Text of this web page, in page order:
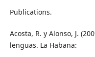
Publications.
Acosta, R. y Alonso, J.
lenguas. La Habana: